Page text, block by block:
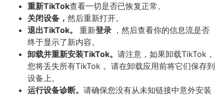
重新TikTok查看一切是否已恢复正常。
关闭设备， 然后重新打开。
退出TikTok。 重新登录 ，然后查看你的信息流是否
终于显示了新内容。
卸载并重新安装TikTok。 请注意，如果卸载TikTok，
您将丢失所有TikTok 。请在卸载应用前将它们保存到
设备上。
运行设备诊断。 请确保您没有从未知链接中意外安装